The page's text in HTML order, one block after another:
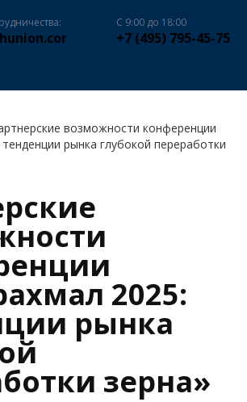
С 9:00 до 18:00
+7 (495) 795-45-75
возможности конференции
рынка глубокой переработки
2025:
рынка
зерна»